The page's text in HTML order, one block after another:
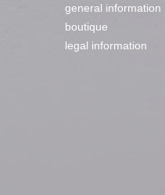
general information
boutique
legal information